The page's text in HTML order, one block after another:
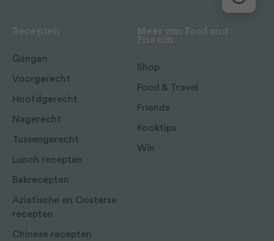
Recepten
Gangen
Voorgerecht
Hoofdgerecht
Nagerecht
Tussengerecht
Lunch recepten
Bakrecepten
Aziatische en Oosterse
recepten
Chinese recepten
Meer van Food and
Friends
Shop
Food & Travel
Friends
Kooktips
Win